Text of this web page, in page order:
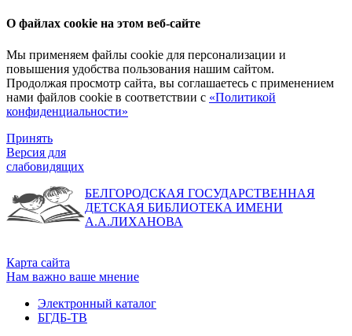
О файлах cookie на этом веб-сайте
Мы применяем файлы cookie для персонализации и
повышения удобства пользования нашим сайтом.
Продолжая просмотр сайта, вы соглашаетесь с применением
нами файлов cookie в соответствии с «Политикой
конфиденциальности»
Принять
Версия для
слабовидящих
БЕЛГОРОДСКАЯ ГОСУДАРСТВЕННАЯ
ДЕТСКАЯ БИБЛИОТЕКА ИМЕНИ
А.А.ЛИХАНОВА
Карта сайта
Нам важно ваше мнение
Электронный каталог
БГДБ-ТВ